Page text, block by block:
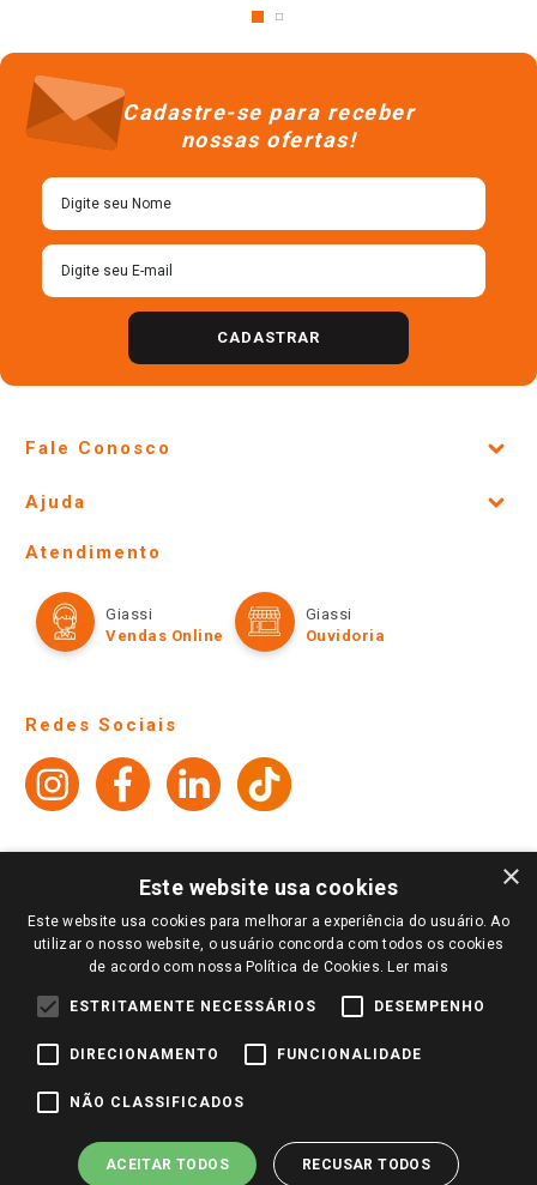
Iluminador Bastão 3 em 1
Dourado Radiante Vult Fun 6,5g
R$ 31 68
－
R$ 19
－
Cadastre-se para receber
nossas ofertas!
Fale Conosco
Lojas Físicas e Horários
Ofertas
Cartão Giassi
Perguntas frequentes
Trabalhe Conosco
Identidade Visual
Ajuda
Política de Privacidade e Termos de Uso
Formas de Pagamento
Trocas e Devoluções
Atendimento
Redes Sociais
Pagamento e Segurança
×
Este website usa cookies
Este website usa cookies para melhorar a experiência do usuário. Ao
utilizar o nosso website, o usuário concorda com todos os cookies
de acordo com nossa Política de Cookies. Ler mais
ESTRITAMENTE NECESSÁRIOS DESEMPENHO
DIRECIONAMENTO FUNCIONALIDADE
NÃO CLASSIFICADOS
ACEITAR TODOS RECUSAR TODOS